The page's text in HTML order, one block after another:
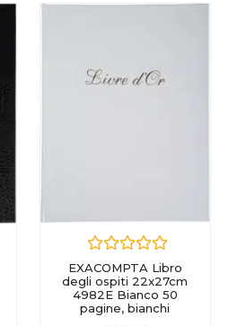
EXACOMPTA Libro
degli ospiti 22x27cm
4982E Bianco 50
pagine, bianchi